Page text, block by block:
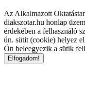
Az Alkalmazott
diakszotar.hu honlap
érdekében a felhasználó
ún. sütit (cookie) helyez
Ön beleegyezik a sütik
Elfogadom!